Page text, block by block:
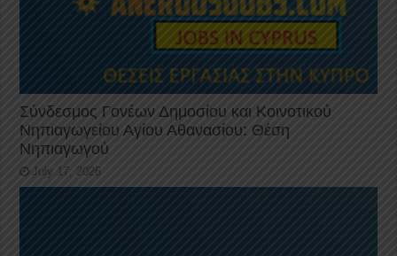
Σύνδεσμος Γονέων Δημοσίου και Κοινοτικού
Νηπιαγωγείου Αγίου Αθανασίου: Θέση
Νηπιαγωγού
July 17, 2026